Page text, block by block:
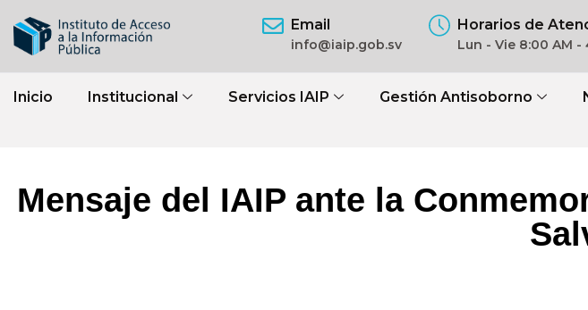
Email
info@iaip.gob.sv
Horarios de
Lun - Vie 8:00 AM -
Inicio Institucional Servicios IAIP Gestión Antisoborno
Mensaje del IAIP ante la